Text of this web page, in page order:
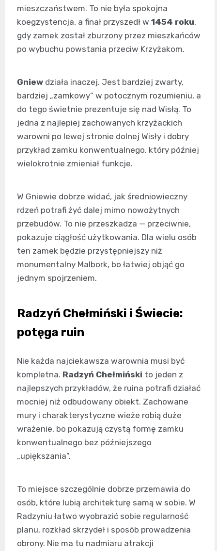
mieszczaństwem. To nie była spokojna
koegzystencja, a finał przyszedł w 1454 roku,
gdy zamek został zburzony przez mieszkańców
po wybuchu powstania przeciw Krzyżakom.
Gniew działa inaczej. Jest bardziej zwarty,
bardziej „zamkowy” w potocznym rozumieniu, a
do tego świetnie prezentuje się nad Wisłą. To
jedna z najlepiej zachowanych krzyżackich
warowni po lewej stronie dolnej Wisły i dobry
przykład zamku konwentualnego, który później
wielokrotnie zmieniał funkcje.
W Gniewie dobrze widać, jak średniowieczny
rdzeń potrafi żyć dalej mimo nowożytnych
przebudów. To nie przeszkadza — przeciwnie,
pokazuje ciągłość użytkowania. Dla wielu osób
ten zamek będzie przystępniejszy niż
monumentalny Malbork, bo łatwiej objąć go
jednym spojrzeniem.
Radzyń Chełmiński i Świecie:
potęga ruin
Nie każda najciekawsza warownia musi być
kompletna. Radzyń Chełmiński to jeden z
najlepszych przykładów, że ruina potrafi działać
mocniej niż odbudowany obiekt. Zachowane
mury i charakterystyczne wieże robią duże
wrażenie, bo pokazują czystą formę zamku
konwentualnego bez późniejszego
„upiększania”.
To miejsce szczególnie dobrze przemawia do
osób, które lubią architekturę samą w sobie. W
Radzyniu łatwo wyobrazić sobie regularność
planu, rozkład skrzydeł i sposób prowadzenia
obrony. Nie ma tu nadmiaru atrakcji